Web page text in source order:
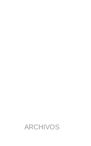
ARCHIVOS